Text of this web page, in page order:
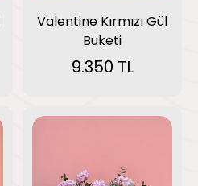
Valentine Kırmızı Gül
Buketi
9.350 TL